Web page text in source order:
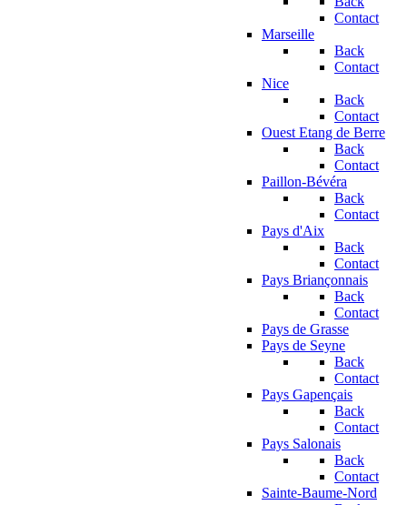
Contact
Marseille
Back
Contact
Nice
Back
Contact
Ouest Etang de Berre
Back
Contact
Paillon-Bévéra
Back
Contact
Pays d'Aix
Back
Contact
Pays Briançonnais
Back
Contact
Pays de Grasse
Pays de Seyne
Back
Contact
Pays Gapençais
Back
Contact
Pays Salonais
Back
Contact
Sainte-Baume-Nord